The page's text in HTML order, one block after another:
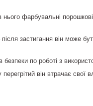
фарбувальні
застигання він може
по роботі з
він втрачає свої